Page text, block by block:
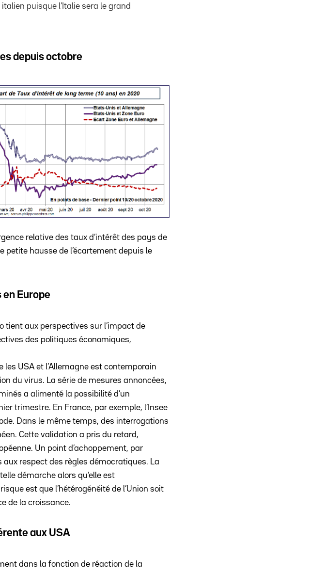
puisque l’Italie sera le grand
depuis octobre
relative des taux d’intérêt des pays de
petite hausse de l’écartement depuis le
en Europe
tient aux perspectives sur l’impact de
des politiques économiques,
les USA et l’Allemagne est contemporain
du virus. La série de mesures annoncées,
a alimenté la possibilité d’un
trimestre. En France, par exemple, l’Insee
Dans le même temps, des interrogations
Cette validation a pris du retard,
Un point d’achoppement, par
respect des règles démocratiques. La
démarche alors qu’elle est
est que l’hétérogénéité de l’Union soit
de la croissance.
aux USA
dans la fonction de réaction de la